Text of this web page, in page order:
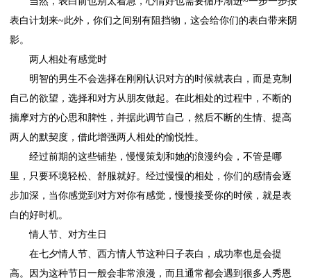
表白计划来~此外，你们之间别有阻挡物，这会给你们的表白带来阴
影。
两人相处有感觉时
明智的男生不会选择在刚刚认识对方的时候就表白，而是克制
自己的欲望，选择和对方从朋友做起。在此相处的过程中，不断的
揣摩对方的心思和脾性，并据此调节自己，然后不断的生情、提高
两人的默契度，借此增强两人相处的愉悦性。
经过前期的这些铺垫，慢慢策划和她的浪漫约会，不管是哪
里，只要环境轻松、舒服就好。经过慢慢的相处，你们的感情会逐
步加深，当你感觉到对方对你有感觉，慢慢接受你的时候，就是表
白的好时机。
情人节、对方生日
在七夕情人节、西方情人节这种日子表白，成功率也是会提
高。因为这种节日一般会非常浪漫，而且通常都会遇到很多人秀恩